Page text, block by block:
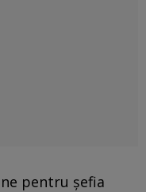
pentru șefia